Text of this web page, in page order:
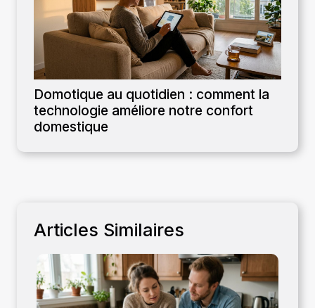
Domotique au quotidien : comment la
technologie améliore notre confort
domestique
Articles Similaires